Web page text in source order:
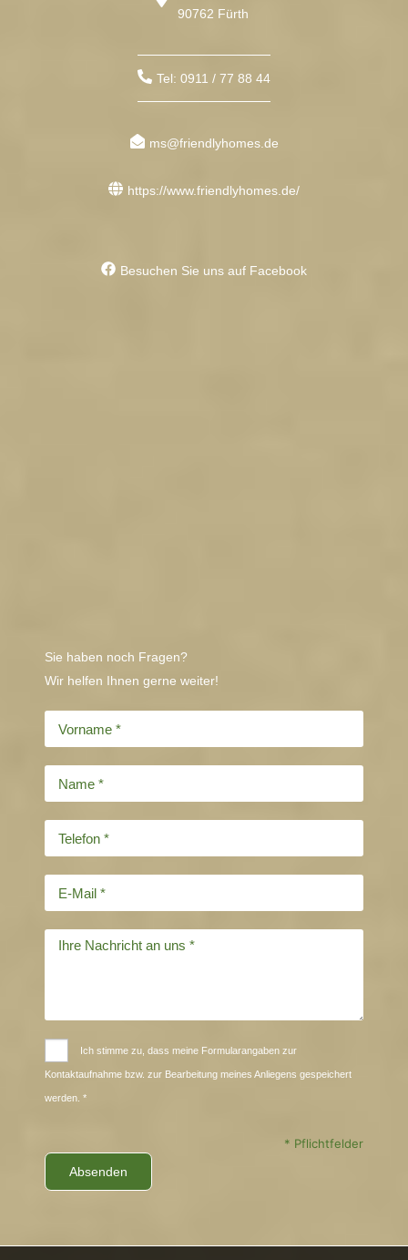
90762 Fürth
Tel: 0911 / 77 88 44
ms@friendlyhomes.de
https://www.friendlyhomes.de/
Besuchen Sie uns auf Facebook
Sie haben noch Fragen?
Wir helfen Ihnen gerne weiter!
Ich stimme zu, dass meine Formularangaben zur
Kontaktaufnahme bzw. zur Bearbeitung meines Anliegens gespeichert
werden. *
* Pflichtfelder